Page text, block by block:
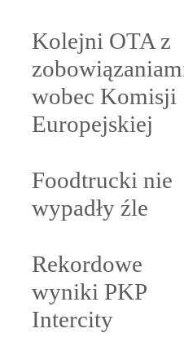
Kolejni OTA z
wobec Komisji
Europejskiej
Foodtrucki nie
wypadły źle
Rekordowe
wyniki PKP
Intercity